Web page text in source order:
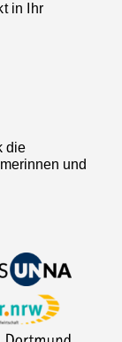
in Ihr
die
und